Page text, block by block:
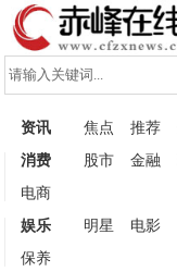
资讯 焦点 推荐
消费
股市 金融
电商
娱乐
明星 电影
保养